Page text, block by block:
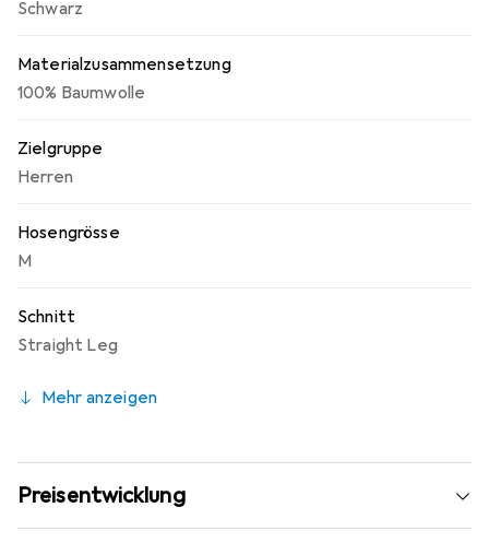
Schwarz
Materialzusammensetzung
100% Baumwolle
Zielgruppe
Herren
Hosengrösse
M
Schnitt
Straight Leg
Mehr anzeigen
Preisentwicklung